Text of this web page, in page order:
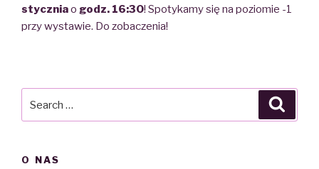
styczniao godz. 16:30! Spotykamy się na poziomie -1
przy wystawie. Do zobaczenia!
O NAS